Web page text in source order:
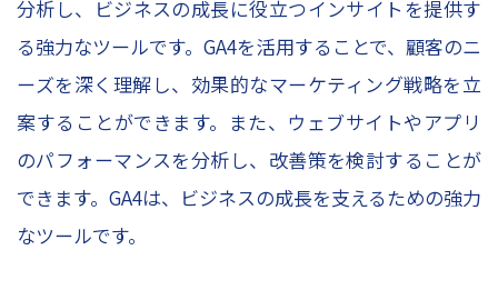
分析し、ビジネスの成長に役立つインサイトを提供す
る強力なツールです。GA4を活用することで、顧客のニ
ーズを深く理解し、効果的なマーケティング戦略を立
案することができます。また、ウェブサイトやアプリ
のパフォーマンスを分析し、改善策を検討することが
できます。GA4は、ビジネスの成長を支えるための強力
なツールです。